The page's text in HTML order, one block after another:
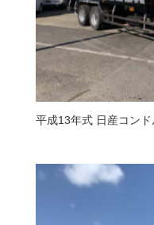
平成13年式 日産コン